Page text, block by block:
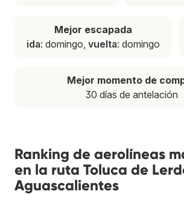
Mejor escapada
ida: domingo, vuelta: domingo
Mejor momento de
30 días de antelación
Ranking de aerolíneas
en la ruta Toluca de
Aguascalientes